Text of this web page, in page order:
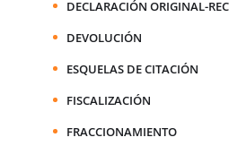
DECLARACIÓN ORIGINAL-
DEVOLUCIÓN
ESQUELAS DE CITACIÓN
FISCALIZACIÓN
FRACCIONAMIENTO